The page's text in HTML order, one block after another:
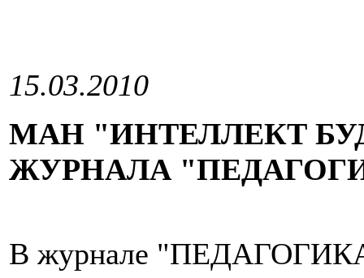
15.03.2010
МАН "ИНТЕЛЛЕКТ
ЖУРНАЛА
В журнале